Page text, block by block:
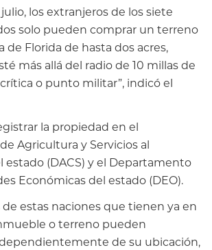
los extranjeros de los siete
solo pueden comprar un terreno
de Florida de hasta dos acres,
más allá del radio de 10 millas de
o punto militar”, indicó el
la propiedad en el
Agricultura y Servicios al
estado (DACS) y el Departamento
Económicas del estado (DEO).
de estas naciones que tienen ya en
o terreno pueden
de su ubicación,